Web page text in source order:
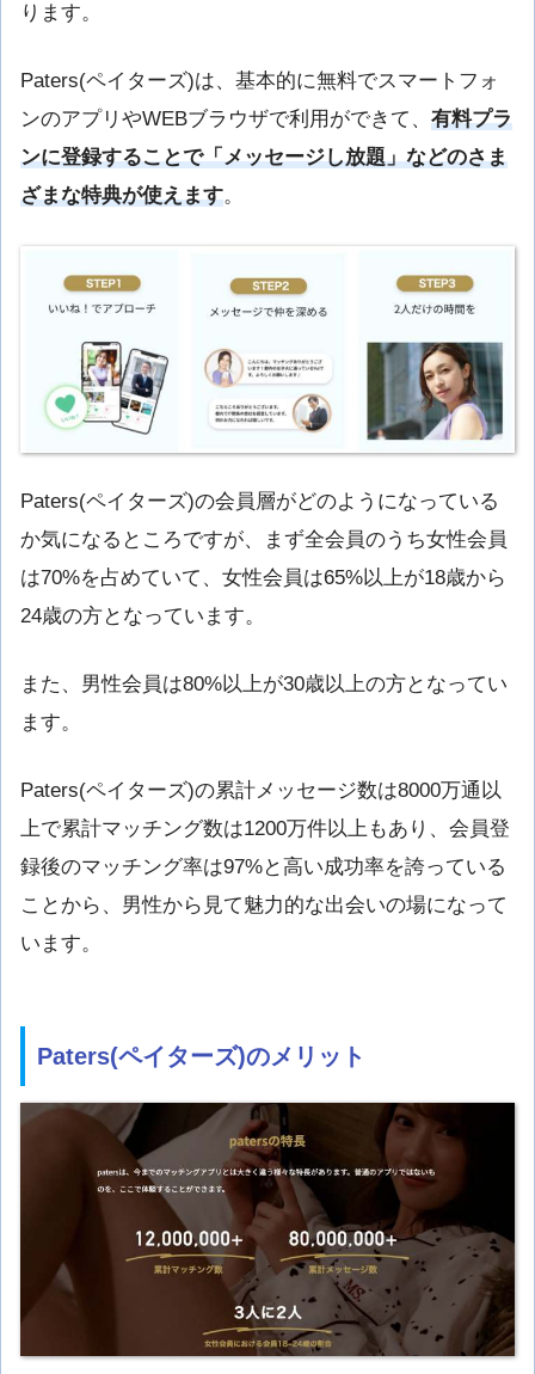
ります。
Paters(ペイターズ)は、基本的に無料でスマートフォ
ンのアプリやWEBブラウザで利用ができて、 有料プラ
ンに登録することで「メッセージし放題」などのさま
ざまな特典が使えます。
Paters(ペイターズ)の会員層がどのようになっている
か気になるところですが、まず全会員のうち女性会員
は70%を占めていて、女性会員は65%以上が18歳から
24歳の方となっています。
また、男性会員は80%以上が30歳以上の方となってい
ます。
Paters(ペイターズ)の累計メッセージ数は8000万通以
上で累計マッチング数は1200万件以上もあり、会員登
録後のマッチング率は97%と高い成功率を誇っている
ことから、男性から見て魅力的な出会いの場になって
います。
Paters(ペイターズ)のメリット